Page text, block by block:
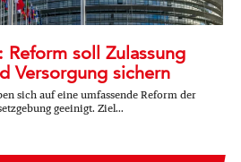
Reform soll Zulassung
Versorgung sichern
sich auf eine umfassende Reform der
geeinigt. Ziel...